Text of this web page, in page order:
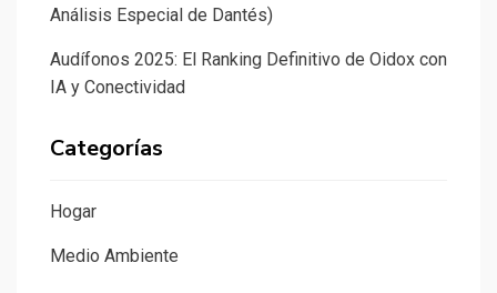
Análisis Especial de Dantés)
Audífonos 2025: El Ranking Definitivo de Oidox con
IA y Conectividad
Categorías
Hogar
Medio Ambiente